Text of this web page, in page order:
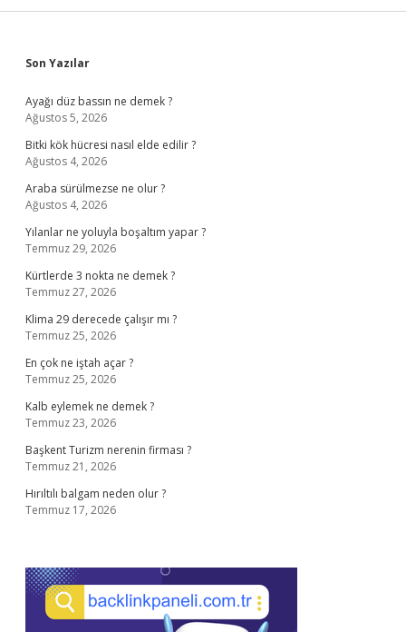
Sidebar
Son Yazılar
Ayağı düz bassın ne demek ?
Ağustos 5, 2026
Bitki kök hücresi nasıl elde edilir ?
Ağustos 4, 2026
Araba sürülmezse ne olur ?
Ağustos 4, 2026
Yılanlar ne yoluyla boşaltım yapar ?
Temmuz 29, 2026
Kürtlerde 3 nokta ne demek ?
Temmuz 27, 2026
Klima 29 derecede çalışır mı ?
Temmuz 25, 2026
En çok ne iştah açar ?
Temmuz 25, 2026
Kalb eylemek ne demek ?
Temmuz 23, 2026
Başkent Turizm nerenin firması ?
Temmuz 21, 2026
Hırıltılı balgam neden olur ?
Temmuz 17, 2026